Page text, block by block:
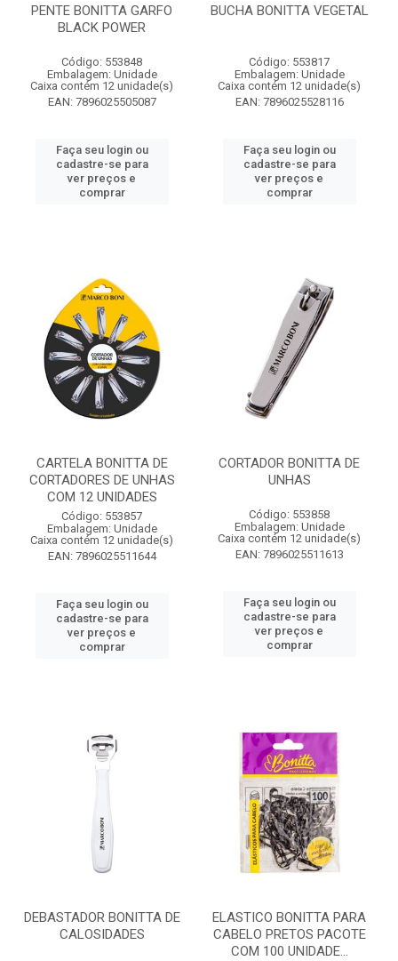
PENTE BONITTA GARFO
BLACK POWER
Código: 553848
Embalagem: Unidade
Caixa contém 12 unidade(s)
EAN: 7896025505087
Faça seu login ou
cadastre-se para
ver preços e
comprar
BUCHA BONITTA VEGETAL
Código: 553817
Embalagem: Unidade
Caixa contém 12 unidade(s)
EAN: 7896025528116
Faça seu login ou
cadastre-se para
ver preços e
comprar
CARTELA BONITTA DE
CORTADORES DE UNHAS
COM 12 UNIDADES
Código: 553857
Embalagem: Unidade
Caixa contém 12 unidade(s)
EAN: 7896025511644
Faça seu login ou
cadastre-se para
ver preços e
comprar
CORTADOR BONITTA DE
UNHAS
Código: 553858
Embalagem: Unidade
Caixa contém 12 unidade(s)
EAN: 7896025511613
Faça seu login ou
cadastre-se para
ver preços e
comprar
DEBASTADOR BONITTA DE
CALOSIDADES
ELASTICO BONITTA PARA
CABELO PRETOS PACOTE
COM 100 UNIDADE...